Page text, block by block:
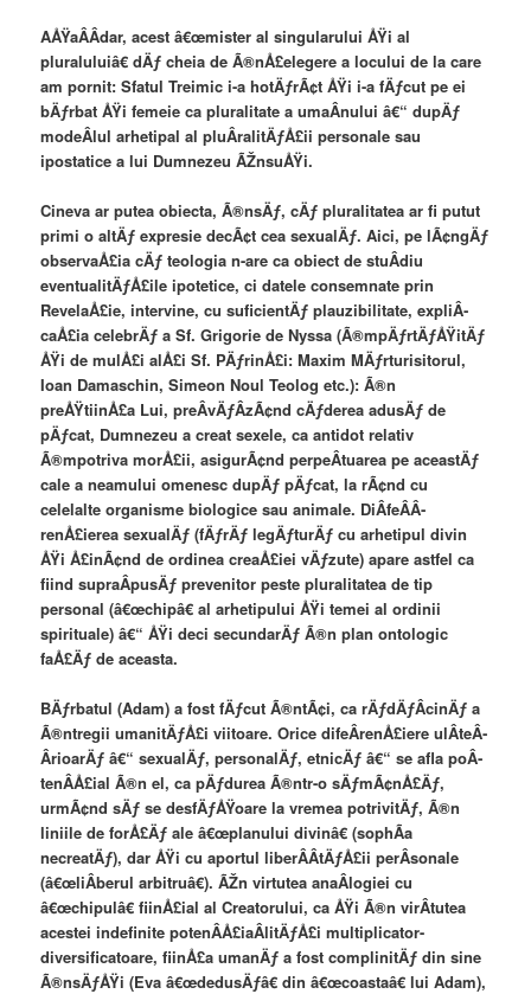
AÅŸaÂ­Â­dar, acest â€œmister al singularului ÅŸi al
pluraluluiâ€ dÄƒ cheia de Ã®nÅ£elegere a locului de la care
am pornit: Sfatul Treimic i-a hotÄƒrÃ¢t ÅŸi i-a fÄƒcut pe ei
bÄƒrbat ÅŸi femeie ca pluralitate a umaÂ­nului â€“ dupÄƒ
modeÂ­lul arhetipal al pluÂ­ralitÄƒÅ£ii personale sau
ipostatice a lui Dumnezeu ÃŽnsuÅŸi.
Cineva ar putea obiecta, Ã®nsÄƒ, cÄƒ pluralitatea ar fi putut
primi o altÄƒ expresie decÃ¢t cea sexualÄƒ. Aici, pe lÃ¢ngÄƒ
observaÅ£ia cÄƒ teologia n-are ca obiect de stuÂ­diu
eventualitÄƒÅ£ile ipotetice, ci datele consemnate prin
RevelaÅ£ie, intervine, cu suficientÄƒ plauzibilitate, expliÂ­
caÅ£ia celebrÄƒ a Sf. Grigorie de Nyssa (Ã®mpÄƒrtÄƒÅŸitÄƒ
ÅŸi de mulÅ£i alÅ£i Sf. PÄƒrinÅ£i: Maxim MÄƒrturisitorul,
Ioan Damaschin, Simeon Noul Teolog etc.): Ã®n
preÅŸtiinÅ£a Lui, preÂ­vÄƒÂ­zÃ¢nd cÄƒderea adusÄƒ de
pÄƒcat, Dumnezeu a creat sexele, ca antidot relativ
Ã®mpotriva morÅ£ii, asigurÃ¢nd perpeÂ­tuarea pe aceastÄƒ
cale a neamului omenesc dupÄƒ pÄƒcat, la rÃ¢nd cu
celelalte organisme biologice sau animale. DiÂ­feÂ­Â­
renÅ£ierea sexualÄƒ (fÄƒrÄƒ legÄƒturÄƒ cu arhetipul divin
ÅŸi Å£inÃ¢nd de ordinea creaÅ£iei vÄƒzute) apare astfel ca
fiind supraÂ­pusÄƒ prevenitor peste pluralitatea de tip
personal (â€œchipâ€ al arhetipului ÅŸi temei al ordinii
spirituale) â€“ ÅŸi deci secundarÄƒ Ã®n plan ontologic
faÅ£Äƒ de aceasta.
BÄƒrbatul (Adam) a fost fÄƒcut Ã®ntÃ¢i, ca rÄƒdÄƒÂ­cinÄƒ a
Ã®ntregii umanitÄƒÅ£i viitoare. Orice difeÂ­renÅ£iere ulÂ­teÂ­
Â­rioarÄƒ â€“ sexualÄƒ, personalÄƒ, etnicÄƒ â€“ se afla poÂ­
tenÂ­Å£ial Ã®n el, ca pÄƒdurea Ã®ntr-o sÄƒmÃ¢nÅ£Äƒ,
urmÃ¢nd sÄƒ se desfÄƒÅŸoare la vremea potrivitÄƒ, Ã®n
liniile de forÅ£Äƒ ale â€œplanului divinâ€ (sophÃ­a
necreatÄƒ), dar ÅŸi cu aportul liberÂ­Â­tÄƒÅ£ii perÂ­sonale
(â€œliÂ­berul arbitruâ€). ÃŽn virtutea anaÂ­logiei cu
â€œchipulâ€ fiinÅ£ial al Creatorului, ca ÅŸi Ã®n virÂ­tutea
acestei indefinite potenÂ­Å£iaÂ­litÄƒÅ£i multiplicator-
diversificatoare, fiinÅ£a umanÄƒ a fost complinitÄƒ din sine
Ã®nsÄƒÅŸi (Eva â€œdedusÄƒâ€ din â€œcoastaâ€ lui Adam),